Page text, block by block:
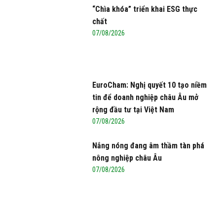
“Chìa khóa” triển khai ESG thực
chất
07/08/2026
EuroCham: Nghị quyết 10 tạo niềm
tin để doanh nghiệp châu Âu mở
rộng đầu tư tại Việt Nam
07/08/2026
Nắng nóng đang âm thầm tàn phá
nông nghiệp châu Âu
07/08/2026